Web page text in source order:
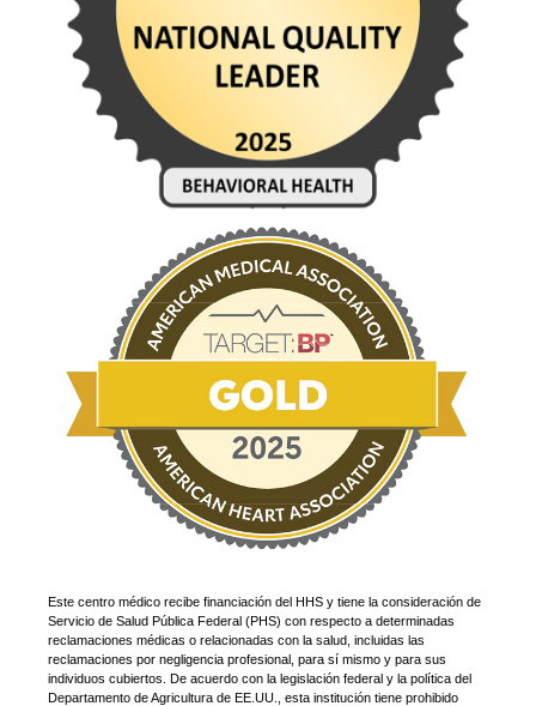
Este centro médico recibe financiación del HHS y tiene la consideración de
Servicio de Salud Pública Federal (PHS) con respecto a determinadas
reclamaciones médicas o relacionadas con la salud, incluidas las
reclamaciones por negligencia profesional, para sí mismo y para sus
individuos cubiertos. De acuerdo con la legislación federal y la política del
Departamento de Agricultura de EE.UU., esta institución tiene prohibido